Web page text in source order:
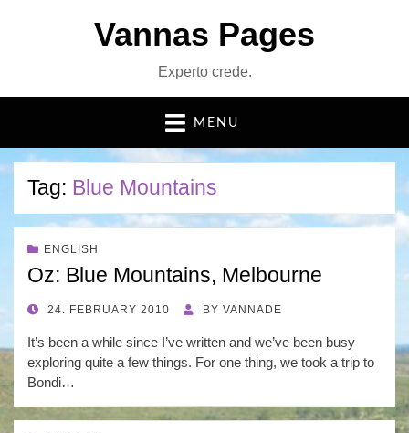
Vannas Pages
Experto crede.
MENU
Tag: Blue Mountains
ENGLISH
Oz: Blue Mountains, Melbourne
POSTED
24. FEBRUARY 2010 BY VANNADE
It’s been a while since I’ve written and we’ve been busy
exploring quite a few things. For one thing, we took a trip to
Bondi…